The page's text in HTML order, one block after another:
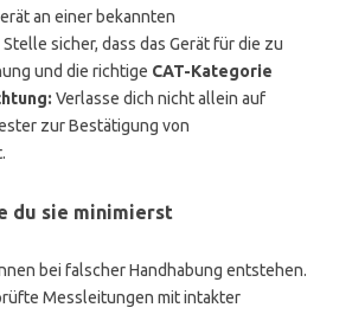
an einer bekannten
sicher, dass das Gerät für die zu
und die richtige CAT-Kategorie
Verlasse dich nicht allein auf
zur Bestätigung von
du sie minimierst
bei falscher Handhabung entstehen.
Messleitungen mit intakter